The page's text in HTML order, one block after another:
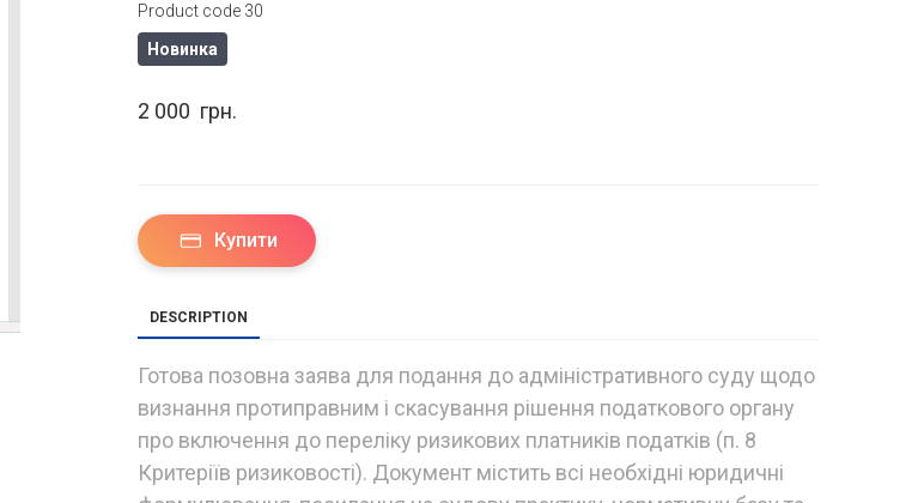
Product code 30
Новинка
2 000  грн.
Купити
DESCRIPTION
Готова позовна заява для подання до адміністративного суду щодо
визнання протиправним і скасування рішення податкового органу
про включення до переліку ризикових платників податків (п. 8
Критеріїв ризиковості). Документ містить всі необхідні юридичні